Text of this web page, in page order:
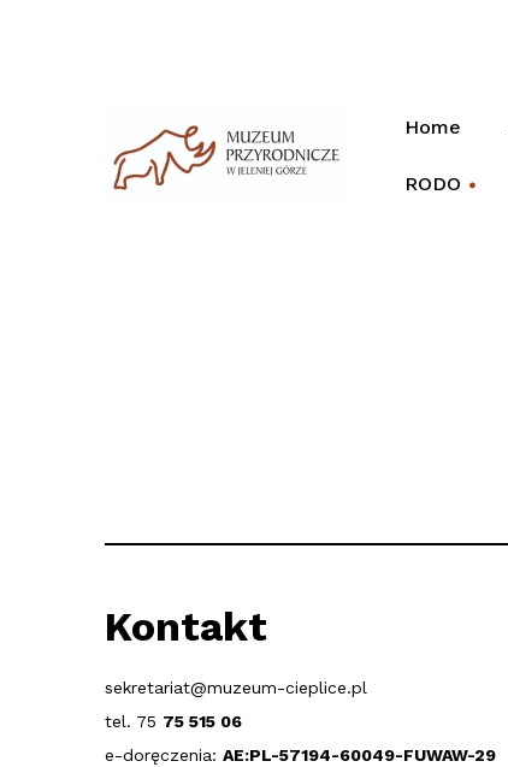
Home
RODO
Kontakt
sekretariat@muzeum-cieplice.pl
tel. 75 75 515 06
e-doręczenia: AE:PL-57194-60049-FUWAW-29